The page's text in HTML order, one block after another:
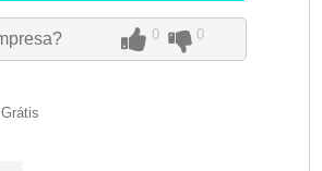
0 0